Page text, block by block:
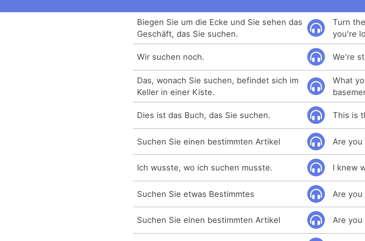
Biegen Sie um die Ecke und Sie sehen das
Geschäft, das Sie suchen.
Turn
you're
Wir suchen noch. We're
Das, wonach Sie suchen, befindet sich im
Keller in einer Kiste.
What
Dies ist das Buch, das Sie suchen. This is
Suchen Sie einen bestimmten Artikel Are
Ich wusste, wo ich suchen musste. I knew
Suchen Sie etwas Bestimmtes Are
Suchen Sie einen bestimmten Artikel Are